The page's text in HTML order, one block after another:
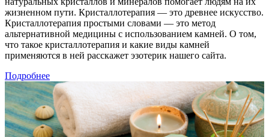
жизненном пути. Кристаллотерапия — это древнее искусство.
Кристаллотерапия простыми словами — это метод
альтернативной медицины с использованием камней. О том,
что такое кристаллотерапия и какие виды камней
применяются в ней расскажет эзотерик нашего сайта.
Подробнее